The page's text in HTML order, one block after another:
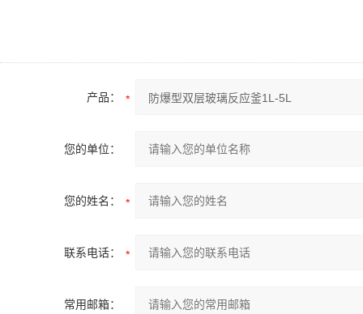
产品：
您的单位：
您的姓名：
联系电话：
常用邮箱：